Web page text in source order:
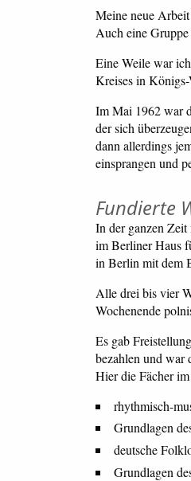
Meine neue
Auch eine
Eine Weile war
Kreises in Königs-
Im Mai 1962 war
der sich
dann allerdings
einsprangen und
Fundierte
In der ganzen
im Berliner Haus
in Berlin mit dem
Alle drei bis vier
Wochenende
Es gab
bezahlen und war
Hier die Fächer
rhythmisch-
Grundlagen
deutsche
Grundlagen